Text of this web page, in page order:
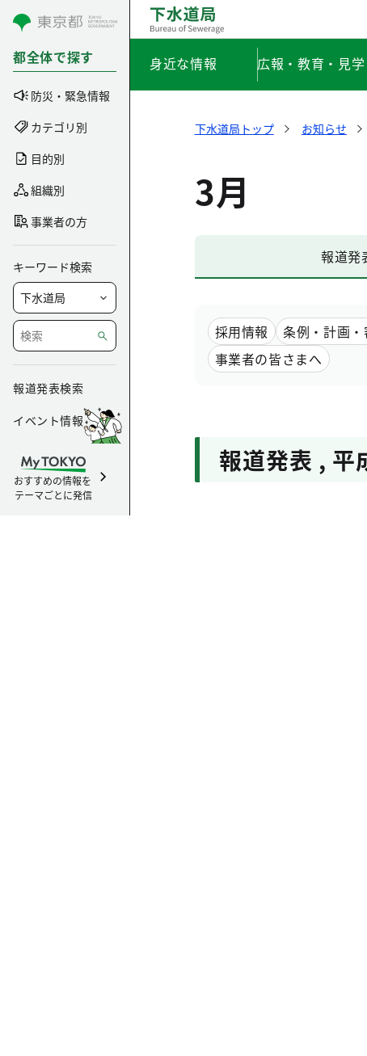
コンテンツにスキップ
都全体で探す
防災・緊急情報
カテゴリ別
目的別
組織別
事業者の方
キーワード検索
報道発表検索
イベント情報
おすすめの情報を
テーマごとに発信
身近な情報 広報・教育・見学
下水道局トップ お知らせ
3月
報道発
採用情報 条例・計画
事業者の皆さまへ
報道発表 , 平